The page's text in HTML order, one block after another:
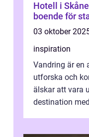
Hotell i
boende för
03 oktober
inspiration
Vandring är en
utforska och
älskar att vara
destination